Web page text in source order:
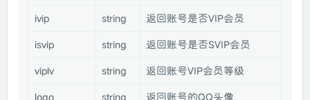
ivip
string
返回账号是否VIP会员
isvip
string
返回账号是否SVIP会员
viplv
string
返回账号VIP会员等级
logo
string 返回账号的QQ头像